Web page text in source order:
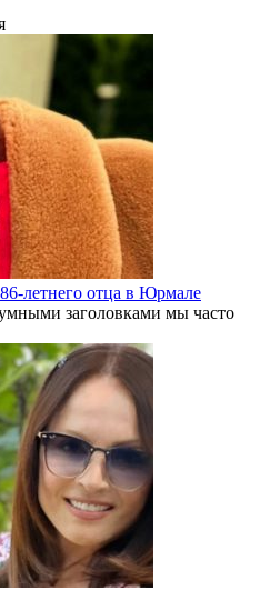
летнего отца в Юрмале
заголовками мы часто